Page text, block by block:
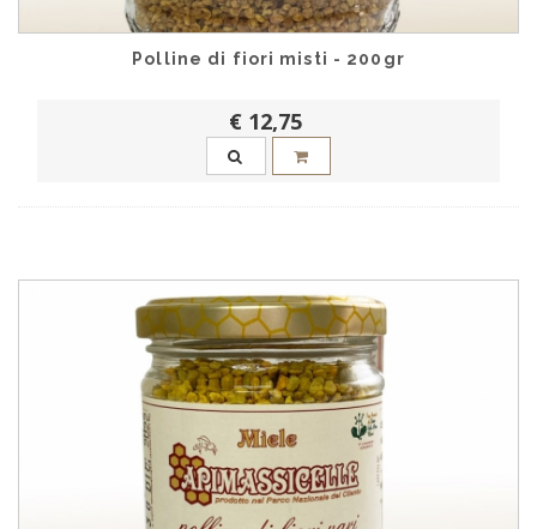
Polline di fiori misti - 200gr
€ 12,75